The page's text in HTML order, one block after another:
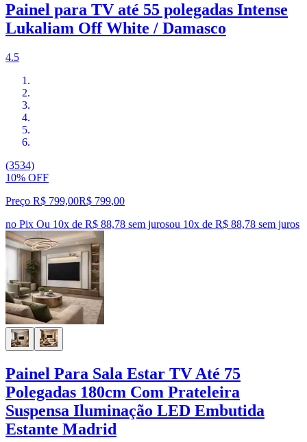
Painel para TV até 55 polegadas Intense
Lukaliam Off White / Damasco
4.5
(3534)
10% OFF
Preço R$ 799,00R$ 799,00
no Pix Ou 10x de R$ 88,78 sem jurosou 10x de R$ 88,78 sem juros
Painel Para Sala Estar TV Até 75
Polegadas 180cm Com Prateleira
Suspensa Iluminação LED Embutida
Estante Madrid